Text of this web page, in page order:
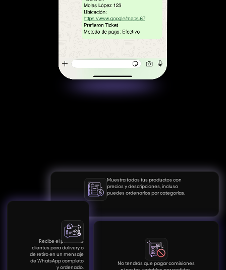
Muestra todos tus productos con
precios y descripciones, incluso
puedes ordenarlos por categorías.
Recibe el pedido de
clientes para delivery o
de retiro en un mensaje
de WhatsApp completo
y ordenado.
No tendrás que pagar comisiones